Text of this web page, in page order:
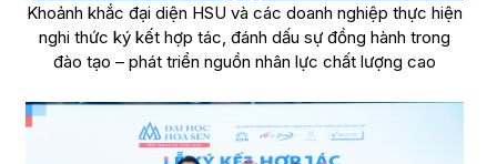
Khoảnh khắc đại diện HSU và các doanh nghiệp thực hiện
nghi thức ký kết hợp tác, đánh dấu sự đồng hành trong
đào tạo – phát triển nguồn nhân lực chất lượng cao